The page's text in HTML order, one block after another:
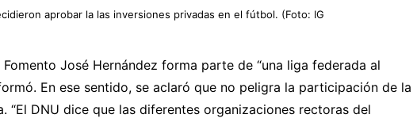
aprobar la las inversiones privadas en el fútbol. (Foto: IG
José Hernández forma parte de “una liga federada al
En ese sentido, se aclaró que no peligra la participación de la
“El DNU dice que las diferentes organizaciones rectoras del